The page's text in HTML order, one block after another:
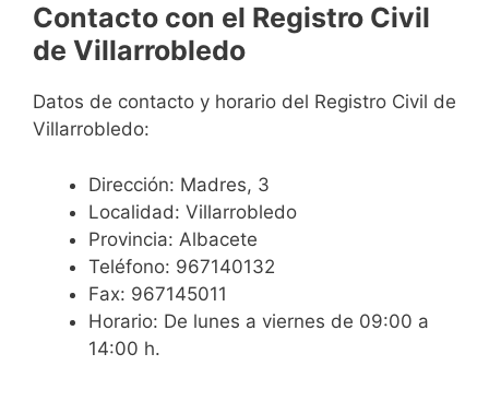
Contacto con el Registro Civil
de Villarrobledo
Datos de contacto y horario del Registro Civil de
Villarrobledo:
Dirección: Madres, 3
Localidad: Villarrobledo
Provincia: Albacete
Teléfono: 967140132
Fax: 967145011
Horario: De lunes a viernes de 09:00 a
14:00 h.